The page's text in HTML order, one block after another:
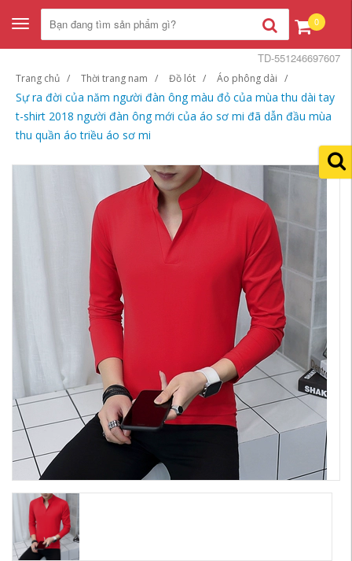
Toggle
navigation
0
Trang chủ Thời trang nam Đồ lót Áo phông dài
Sự ra đời của năm người đàn ông màu đỏ của mùa thu dài tay
t-shirt 2018 người đàn ông mới của áo sơ mi đã dẫn đầu mùa
thu quần áo triều áo sơ mi
TD-551246697607